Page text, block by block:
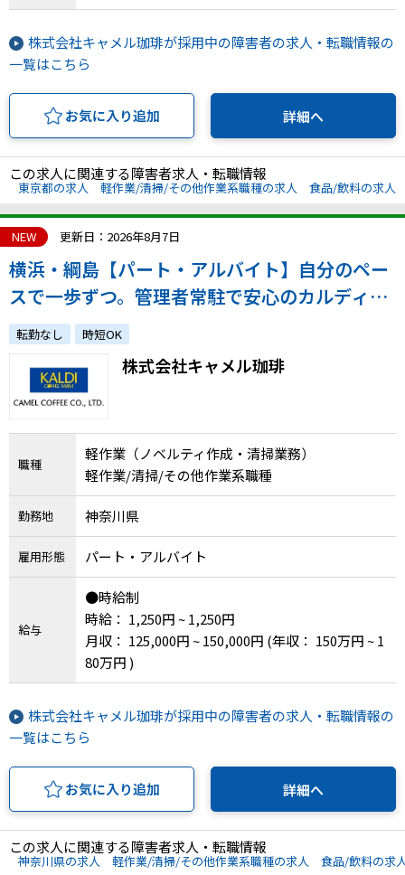
株式会社キャメル珈琲が採用中の障害者の求人・転職情報の
一覧はこちら
お気に入り追加 詳細へ
この求人に関連する障害者求人・転職情報
東京都の求人 軽作業/清掃/その他作業系職種の求人 食品/飲料の求人
NEW 更新日：2026年8月7日
横浜・綱島【パート・アルバイト】自分のペー
スで一歩ずつ。管理者常駐で安心のカルディ軽
作業スタッフ（10時出社／週20h～）
転勤なし 時短OK
株式会社キャメル珈琲
職種
軽作業（ノベルティ作成・清掃業務）
軽作業/清掃/その他作業系職種
勤務地 神奈川県
雇用形態 パート・アルバイト
給与
●時給制
時給： 1,250円 ~ 1,250円
月収： 125,000円 ~ 150,000円 (年収： 150万円 ~ 1
80万円 )
株式会社キャメル珈琲が採用中の障害者の求人・転職情報の
一覧はこちら
お気に入り追加 詳細へ
この求人に関連する障害者求人・転職情報
神奈川県の求人 軽作業/清掃/その他作業系職種の求人 食品/飲料の求